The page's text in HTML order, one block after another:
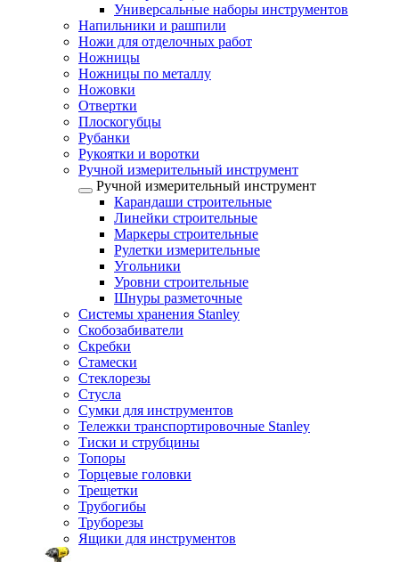
Универсальные наборы инструментов
Напильники и рашпили
Ножи для отделочных работ
Ножницы
Ножницы по металлу
Ножовки
Отвертки
Плоскогубцы
Рубанки
Рукоятки и воротки
Ручной измерительный инструмент
Ручной измерительный инструмент
Карандаши строительные
Линейки строительные
Маркеры строительные
Рулетки измерительные
Угольники
Уровни строительные
Шнуры разметочные
Системы хранения Stanley
Скобозабиватели
Скребки
Стамески
Стеклорезы
Стусла
Сумки для инструментов
Тележки транспортировочные Stanley
Тиски и струбцины
Топоры
Торцевые головки
Трещетки
Трубогибы
Труборезы
Ящики для инструментов